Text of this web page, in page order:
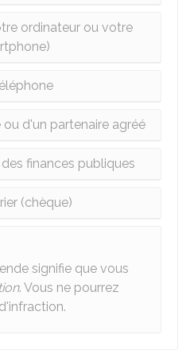
ordinateur ou votre
d'un partenaire agréé
finances publiques
(chèque)
signifie que vous
. Vous ne pourrez